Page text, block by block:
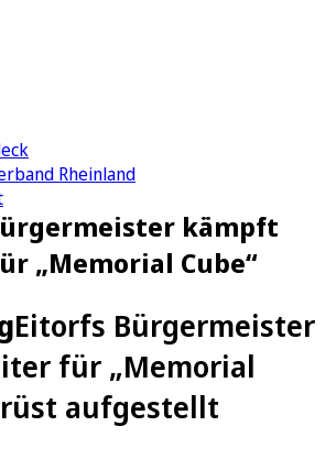
Rheinland
kämpft
„Memorial Cube“
Eitorfs Bürgermeister
für „Memorial
aufgestellt